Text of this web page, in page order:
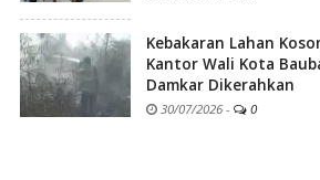
Kebakaran Lahan
Kantor Wali Kota
Damkar Dikerahkan
30/07/2026 - 0